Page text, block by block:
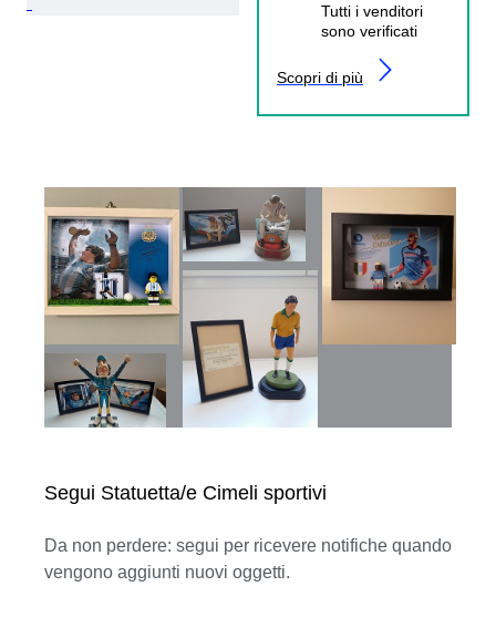
Tutti i venditori
sono verificati
Scopri di più
Segui Statuetta/e Cimeli sportivi
Da non perdere: segui per ricevere notifiche quando
vengono aggiunti nuovi oggetti.